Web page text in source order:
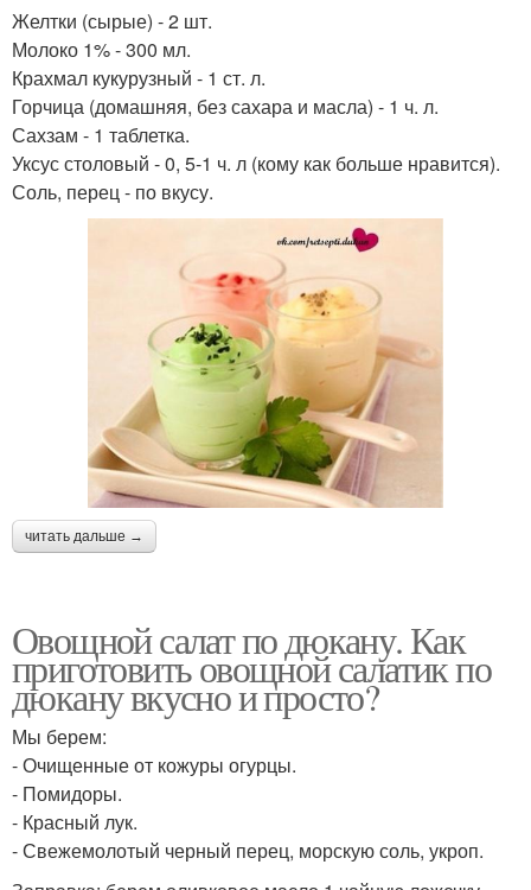
Желтки (сырые) - 2 шт.
Молоко 1% - 300 мл.
Крахмал кукурузный - 1 ст. л.
Горчица (домашняя, без сахара и масла) - 1 ч. л.
Сахзам - 1 таблетка.
Уксус столовый - 0, 5-1 ч. л (кому как больше нравится).
Соль, перец - по вкусу.
читать дальше →
Овощной салат по дюкану. Как
приготовить овощной салатик по
дюкану вкусно и просто?
Мы берем:
- Очищенные от кожуры огурцы.
- Помидоры.
- Красный лук.
- Свежемолотый черный перец, морскую соль, укроп.